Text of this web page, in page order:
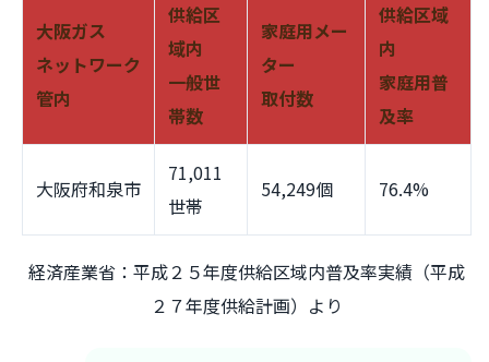
大阪ガス
ネットワーク
管内
供給区
域内
一般世
帯数
家庭用メー
ター
取付数
供給区域
内
家庭用普
及率
大阪府和泉市
71,011
世帯
54,249個 76.4%
経済産業省：平成２５年度供給区域内普及率実績（平成
２７年度供給計画）より